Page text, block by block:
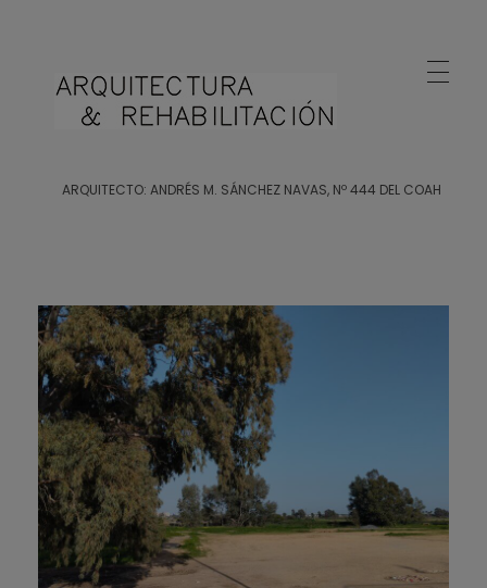
ARQUITECTO: ANDRÉS M. SÁNCHEZ NAVAS, Nº 444 DEL COAH